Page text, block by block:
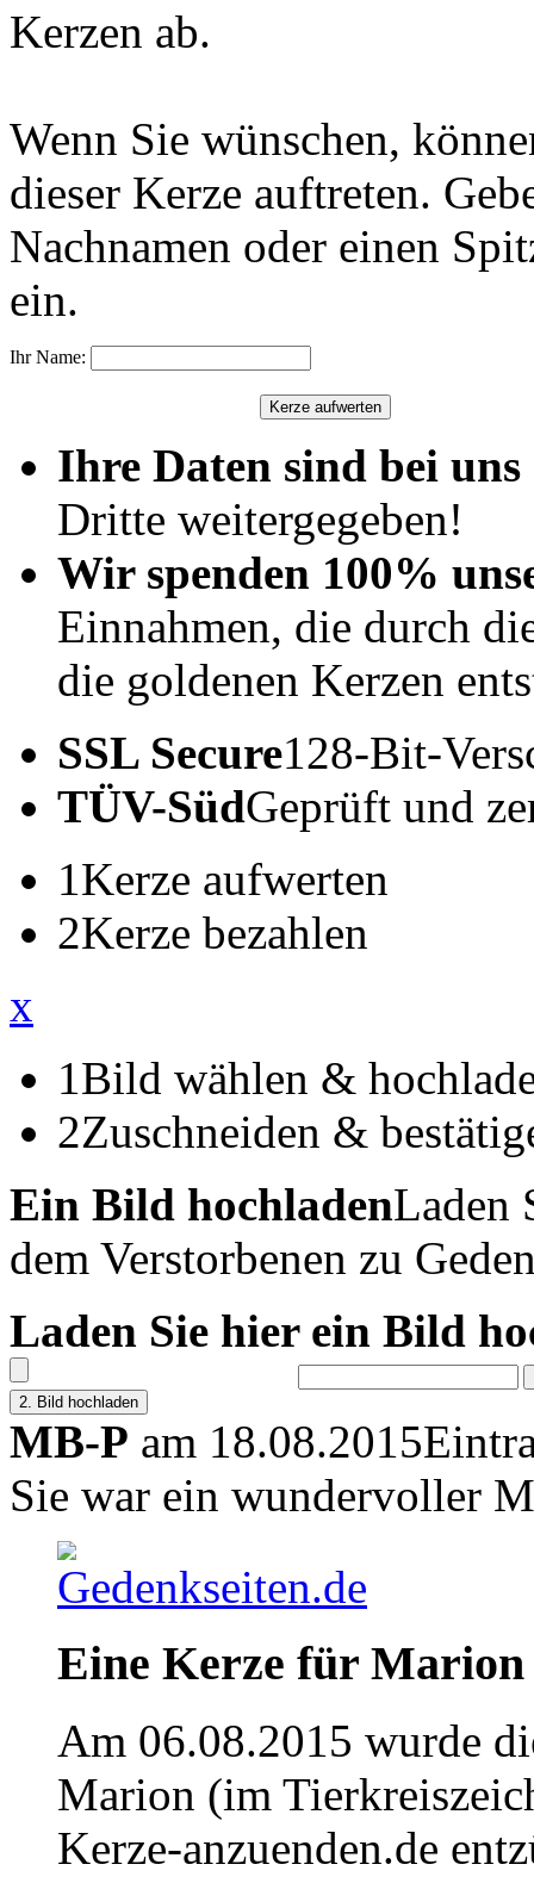
Kerzen ab.
Wenn Sie wünschen,
dieser Kerze auftreten.
Nachnamen oder einen
ein.
Ihr Name:
Ihre Daten sind bei uns
Dritte weitergegeben!
Wir spenden 100%
Einnahmen, die durch
die goldenen Kerzen
SSL Secure128-Bit-
TÜV-SüdGeprüft und
1Kerze aufwerten
2Kerze bezahlen
x
1Bild wählen &
2Zuschneiden &
Ein Bild hochladenLaden
dem Verstorbenen zu
Laden Sie hier ein Bild
MB-P am 18.08.2015
Sie war ein wundervoller
Eine Kerze für Marion
Am 06.08.2015 wurde
Marion (im
Kerze-anzuenden.de